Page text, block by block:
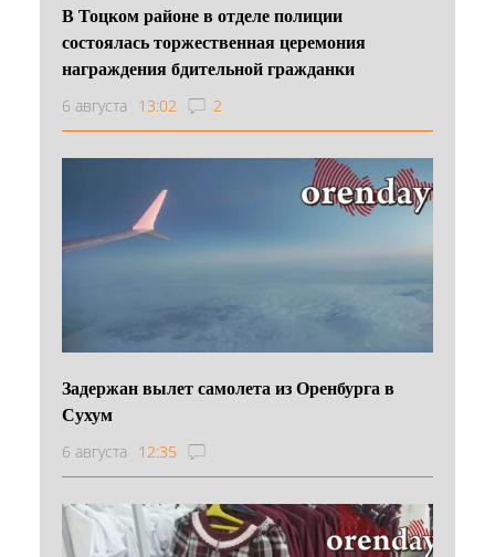
В Тоцком районе в отделе полиции
состоялась торжественная церемония
награждения бдительной гражданки
6 августа 13:02 2
Задержан вылет самолета из Оренбурга в
Сухум
6 августа 12:35